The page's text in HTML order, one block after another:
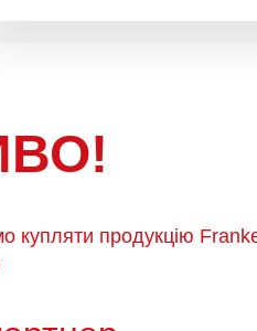
купляти продукцію